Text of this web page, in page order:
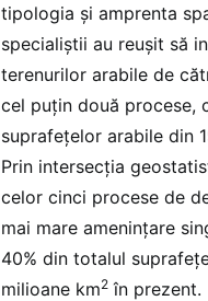
tipologia și amprenta
specialiștii au reușit să
terenurilor arabile de
cel puțin două procese,
suprafețelor arabile din
Prin intersecția
celor cinci procese de
mai mare amenințare
40% din totalul
milioane km2 în prezent.